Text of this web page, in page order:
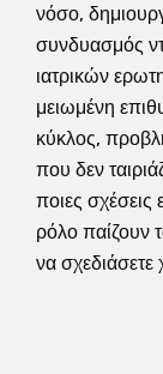
νόσο,
συνδυασμός
ιατρικών
μειωμένη
κύκλος,
που δεν
ποιες σχέσεις
ρόλο παίζουν
να σχεδιάσετε